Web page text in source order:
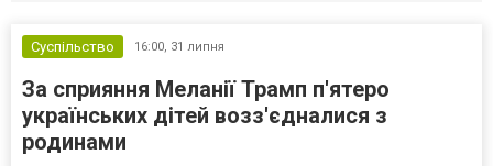
Суспільство 16:00, 31 липня
За сприяння Меланії Трамп п'ятеро
українських дітей возз'єдналися з
родинами